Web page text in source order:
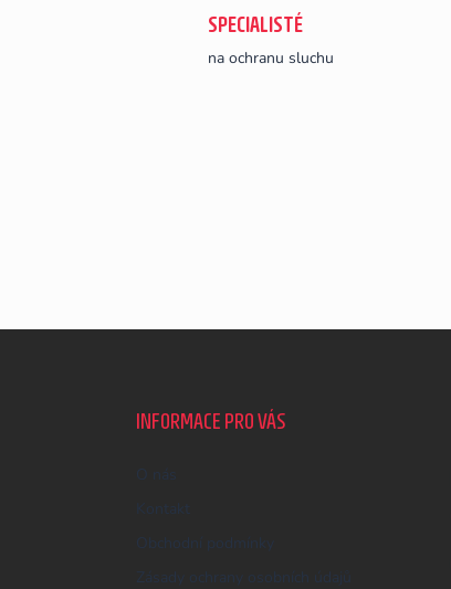
SPECIALISTÉ
na ochranu sluchu
INFORMACE PRO VÁS
O nás
Kontakt
Obchodní podmínky
Zásady ochrany osobních údajů